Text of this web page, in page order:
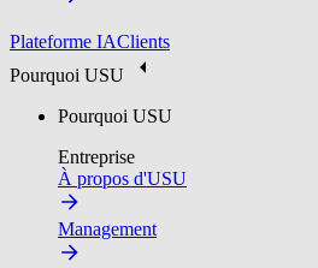
Plateforme IAClients
Pourquoi USU
Pourquoi USU
Entreprise
À propos d'USU
Management